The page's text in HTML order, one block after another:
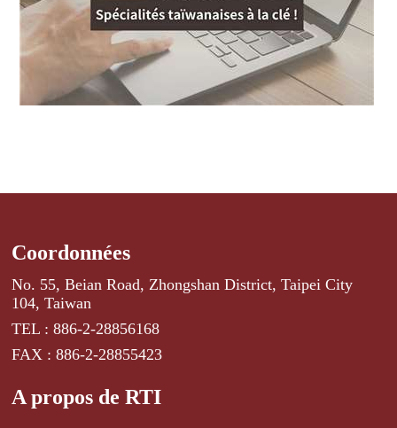
Coordonnées
No. 55, Beian Road, Zhongshan District, Taipei City
104, Taiwan
TEL : 886-2-28856168
FAX : 886-2-28855423
A propos de RTI